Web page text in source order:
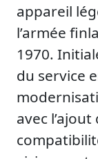
appareil
l’armée
1970.
du service
avec